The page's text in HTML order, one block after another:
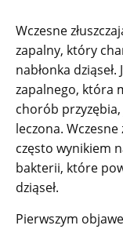
Wczesne
zapalny, który
nabłonka
zapalnego, która
chorób
leczona. Wczesne
często wynikiem
bakterii, które
dziąseł.
Pierwszym